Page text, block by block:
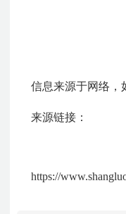
信息来源于网络，
来源链接：
https://